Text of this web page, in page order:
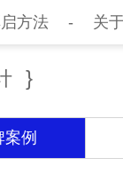
方法 - 关
}
案例